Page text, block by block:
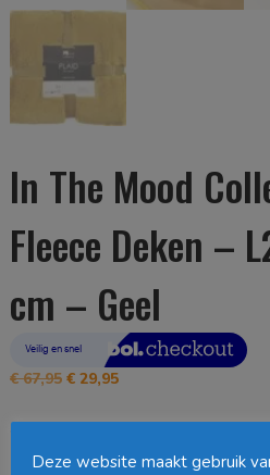
In The Mood
Fleece Deken –
cm – Geel
€67,95 Oorspronkelijke
was:
€29,95Huidige
is:
Deze website maakt gebruik